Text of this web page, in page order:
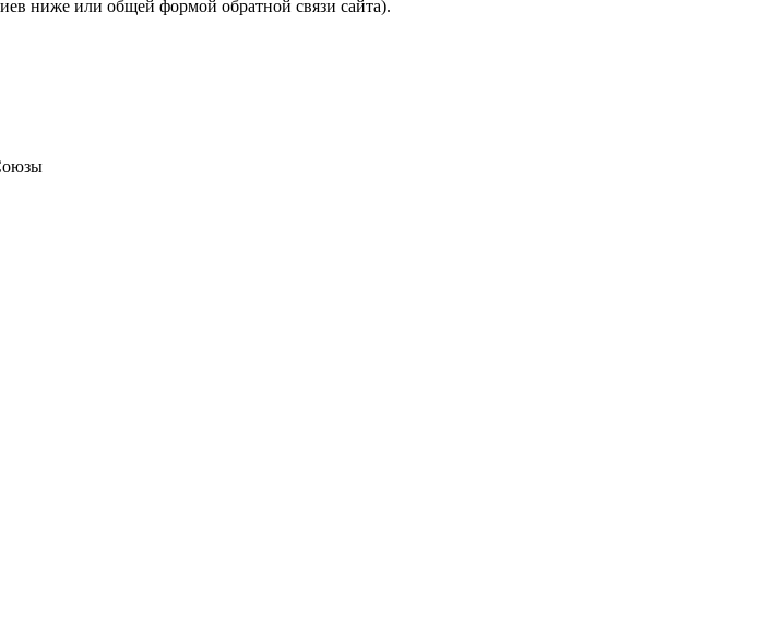
ниже или общей формой обратной связи сайта).